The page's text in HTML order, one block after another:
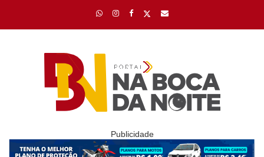
Publicidade